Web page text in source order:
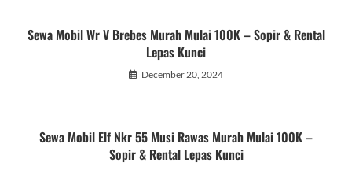
Sewa Mobil Wr V Brebes Murah Mulai 100K – Sopir & Rental
Lepas Kunci
December 20, 2024
Sewa Mobil Elf Nkr 55 Musi Rawas Murah Mulai 100K –
Sopir & Rental Lepas Kunci